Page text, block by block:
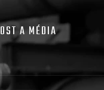
A MÉDIA